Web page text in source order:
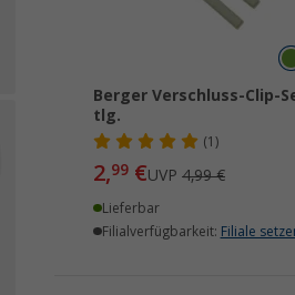
Berger Verschluss-Clip-
tlg.
(1)
2,99 €UVP4,99 €
Lieferbar
Filialverfügbarkeit: Filiale